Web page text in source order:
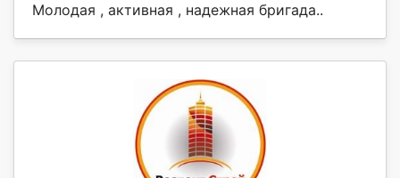
Молодая , активная , надежная бригада..